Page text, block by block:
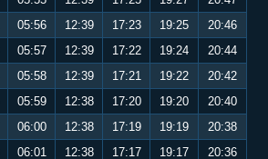
05:56 12:39 17:23 19:25
20:46
05:57 12:39 17:22 19:24
20:44
05:58 12:39 17:21 19:22
20:42
05:59 12:38 17:20 19:20
20:40
06:00 12:38 17:19 19:19
20:38
06:01 12:38 17:17 19:17
20:36